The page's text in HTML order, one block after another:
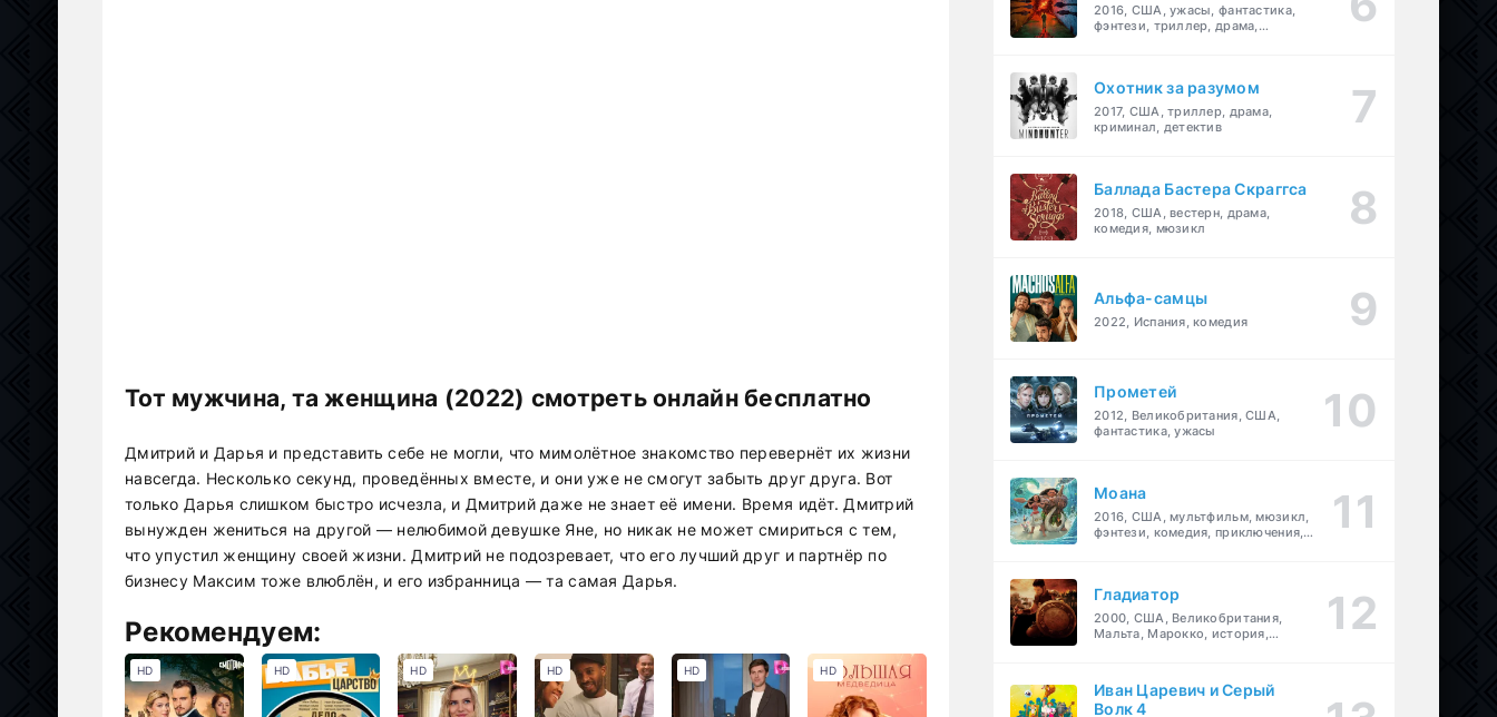
Тот мужчина, та женщина (2022) смотреть онлайн бесплатно
Дмитрий и Дарья и представить себе не могли, что мимолётное знакомство перевернёт их жизни
навсегда. Несколько секунд, проведённых вместе, и они уже не смогут забыть друг друга. Вот
только Дарья слишком быстро исчезла, и Дмитрий даже не знает её имени. Время идёт. Дмитрий
вынужден жениться на другой — нелюбимой девушке Яне, но никак не может смириться с тем,
что упустил женщину своей жизни. Дмитрий не подозревает, что его лучший друг и партнёр по
бизнесу Максим тоже влюблён, и его избранница — та самая Дарья.
Рекомендуем:
HD HD HD HD HD HD
2016, США, ужасы, фантастика,
фэнтези, триллер, драма,
Охотник за разумом
2017, США, триллер, драма,
криминал, детектив
Баллада Бастера Скраггса
2018, США, вестерн, драма,
комедия, мюзикл
Альфа-самцы
2022, Испания, комедия
Прометей
2012, Великобритания, США,
фантастика, ужасы
Моана
2016, США, мультфильм, мюзикл,
фэнтези, комедия, приключения,
Гладиатор
2000, США, Великобритания,
Мальта, Марокко, история,
Иван Царевич и Серый
Волк 4